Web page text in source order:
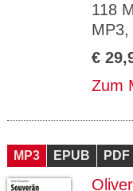
118
MP3,
€
Zum
MP3 EPUB PDF